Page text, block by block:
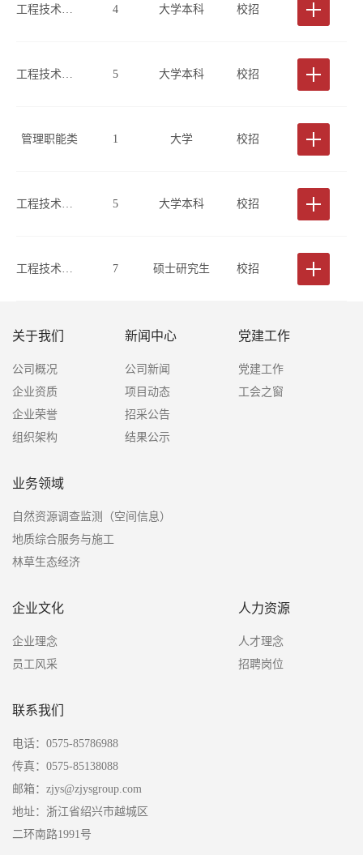
4 大学本科 校招
5 大学本科 校招
管理职能类 1 大学 校招
5 大学本科 校招
7 硕士研究生 校招
关于我们
公司概况
企业资质
企业荣誉
组织架构
新闻中心
公司新闻
项目动态
招采公告
结果公示
党建工作
党建工作
工会之窗
业务领域
自然资源调查监测（空间信息）
地质综合服务与施工
林草生态经济
企业文化
企业理念
员工风采
人力资源
人才理念
招聘岗位
联系我们
电话：0575-85786988
传真：0575-85138088
邮箱：zjys@zjysgroup.com
地址：浙江省绍兴市越城区
二环南路1991号